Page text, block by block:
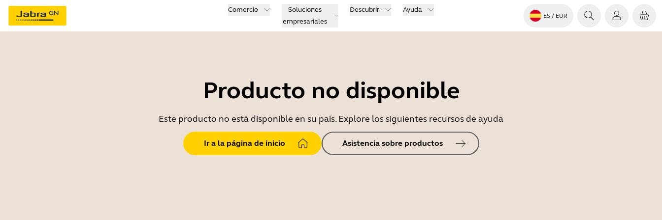
Comercio
Soluciones
empresariales
Descubrir Ayuda
ES / EUR
Producto no disponible
Este producto no está disponible en su país. Explore los siguientes recursos de ayuda
Ir a la página de inicio Asistencia sobre productos